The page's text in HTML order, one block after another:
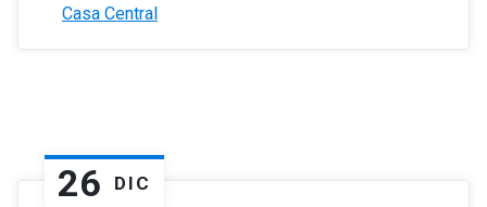
Casa Central
26 DIC